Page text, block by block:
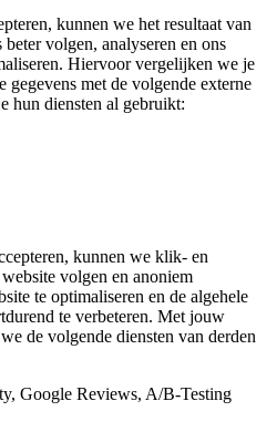
kunnen we het resultaat van
volgen, analyseren en ons
Hiervoor vergelijken we je
gegevens met de volgende externe
hun diensten al gebruikt:
kunnen we klik- en
volgen en anoniem
te optimaliseren en de algehele
te verbeteren. Met jouw
de volgende diensten van derden
Google Reviews, A/B-Testing